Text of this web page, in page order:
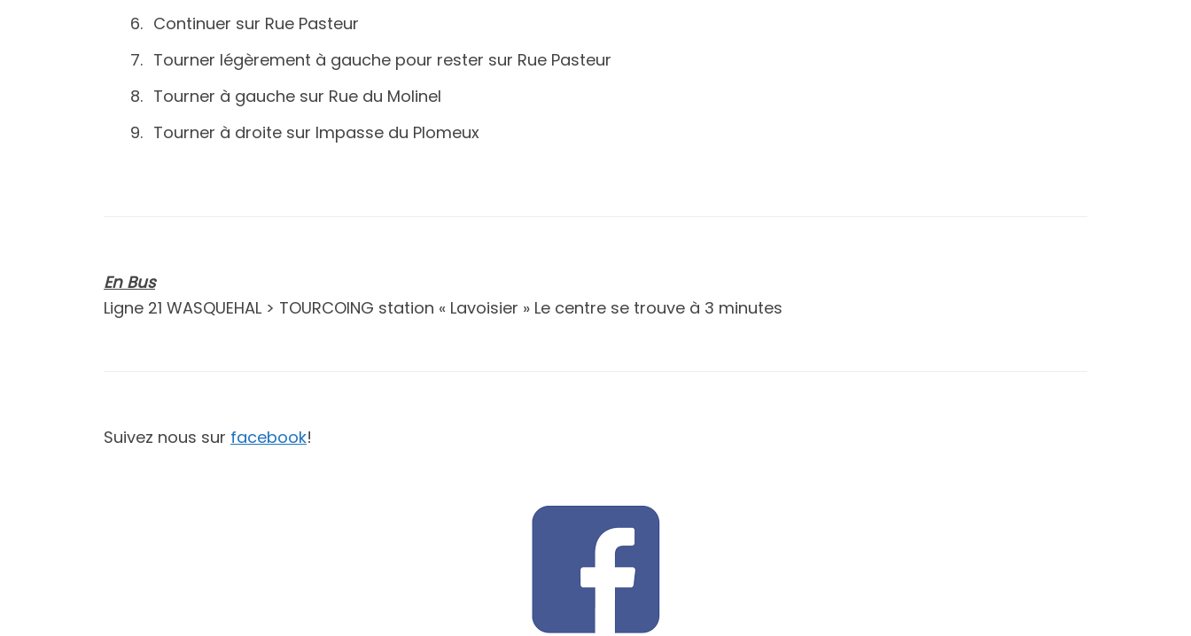
Continuer sur Rue Pasteur
Tourner légèrement à gauche pour rester sur Rue Pasteur
Tourner à gauche sur Rue du Molinel
Tourner à droite sur Impasse du Plomeux
En Bus
Ligne 21 WASQUEHAL > TOURCOING station « Lavoisier » Le centre se trouve à 3 minutes
Suivez nous sur facebook!